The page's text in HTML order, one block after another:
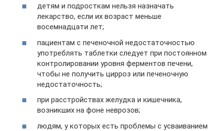
детям и подросткам нельзя назначать
лекарство, если их возраст меньше
восемнадцати лет;
пациентам с печеночной недостаточностью
употреблять таблетки следует при постоянном
контролировании уровня ферментов печени,
чтобы не получить цирроз или печеночную
недостаточность;
при расстройствах желудка и кишечника,
возникших на фоне неврозов;
людям, у которых есть проблемы с усваиванием